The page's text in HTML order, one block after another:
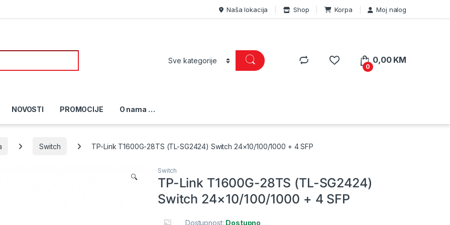
Naša lokacija Shop Korpa Moj nalog
0
0,00 KM
NOVOSTI PROMOCIJE O nama …
Switch TP-Link T1600G-28TS (TL-SG2424) Switch 24×10/100/1000 + 4 SFP
🔍
Switch
TP-Link T1600G-28TS (TL-SG2424)
Switch 24×10/100/1000 + 4 SFP
Dostupnost: Dostupno